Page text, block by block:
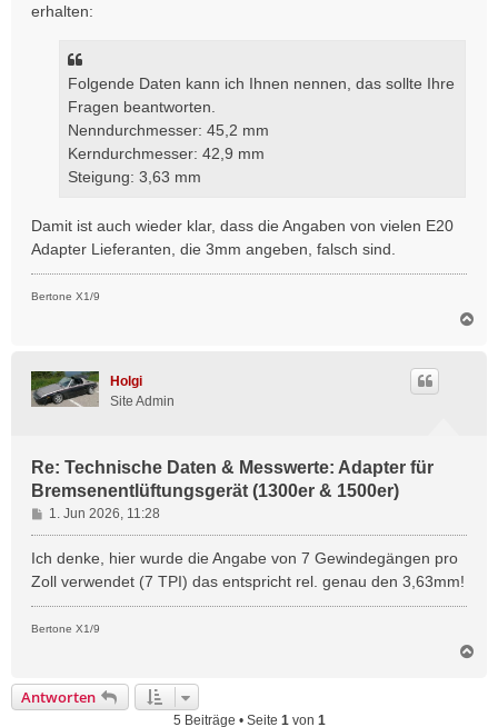
r
erhalten:
Folgende Daten kann ich Ihnen nennen, das sollte Ihre
Fragen beantworten.
Nenndurchmesser: 45,2 mm
Kerndurchmesser: 42,9 mm
Steigung: 3,63 mm
Damit ist auch wieder klar, dass die Angaben von vielen E20
Adapter Lieferanten, die 3mm angeben, falsch sind.
Bertone X1/9
Holgi
Site Admin
Re: Technische Daten & Messwerte: Adapter für
Bremsenentlüftungsgerät (1300er & 1500er)
B
e
i
r
a
g
1. Jun 2026, 11:28
Ich denke, hier wurde die Angabe von 7 Gewindegängen pro
Zoll verwendet (7 TPI) das entspricht rel. genau den 3,63mm!
Bertone X1/9
Antworten
5 Beiträge • Seite 1 von 1